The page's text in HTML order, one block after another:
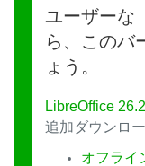
ユーザーな
ら、このバ
ょう。
LibreOffice
追加ダウンロ
オフライ